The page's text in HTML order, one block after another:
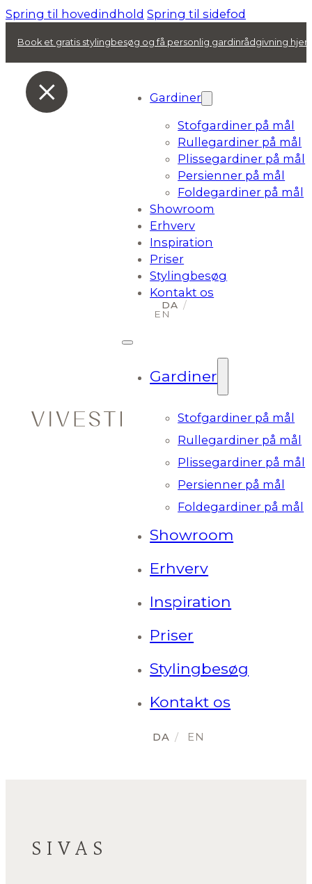
Spring til hovedindhold Spring til sidefod
Book et gratis stylingbesøg og få personlig gardinrådgivning
Gardiner
Stofgardiner på mål
Rullegardiner på mål
Plissegardiner på mål
Persienner på mål
Foldegardiner på mål
Showroom
Erhverv
Inspiration
Priser
Stylingbesøg
Kontakt os
Gardiner
Stofgardiner på mål
Rullegardiner på mål
Plissegardiner på mål
Persienner på mål
Foldegardiner på mål
Showroom
Erhverv
Inspiration
Priser
Stylingbesøg
Kontakt os
SIVAS